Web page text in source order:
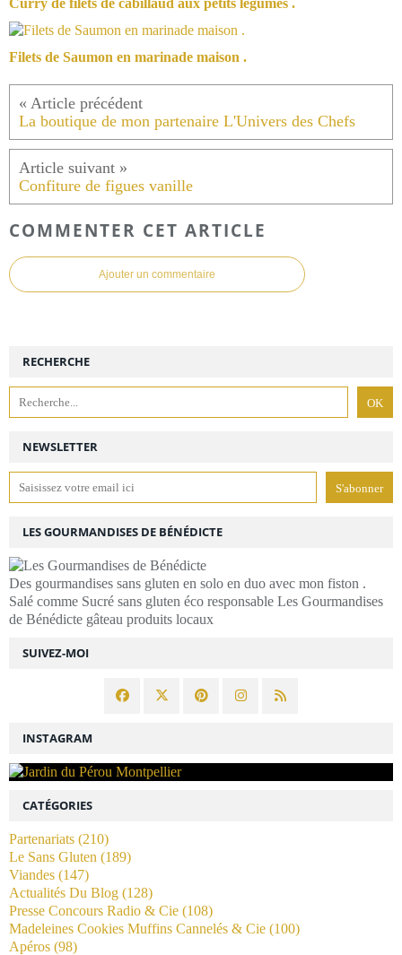
Curry de filets de cabillaud aux petits légumes .
Filets de Saumon en marinade maison .
La boutique de mon partenaire L'Univers des Chefs
Confiture de figues vanille
COMMENTER CET ARTICLE
Ajouter un commentaire
NEWSLETTER
SUIVEZ-MOI
RECHERCHE
LES GOURMANDISES DE BÉNÉDICTE
Des gourmandises sans gluten en solo en duo avec mon fiston .
Salé comme Sucré sans gluten éco responsable Les Gourmandises
de Bénédicte gâteau produits locaux
INSTAGRAM
CATÉGORIES
Partenariats (210)
Le Sans Gluten (189)
Viandes (147)
Actualités Du Blog (128)
Presse Concours Radio & Cie (108)
Madeleines Cookies Muffins Cannelés & Cie (100)
Apéros (98)